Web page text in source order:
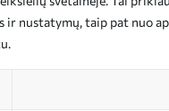
ir nustatymų, taip pat nuo